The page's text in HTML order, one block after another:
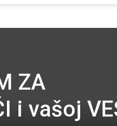
ZA
i vašoj